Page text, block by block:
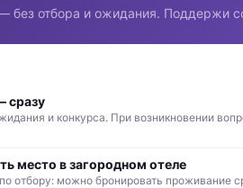
без отбора и ожидания. Поддержи
сразу
и конкурса. При возникновении
место в загородном отеле
отбору: можно бронировать проживание